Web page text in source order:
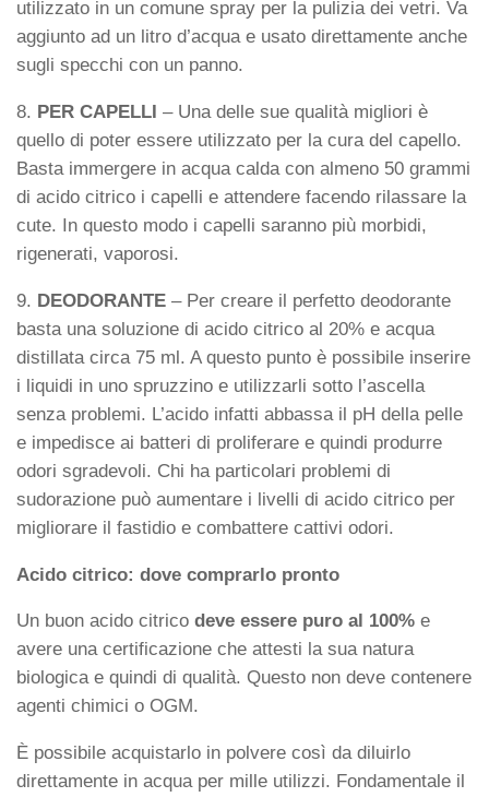
utilizzato in un comune spray per la pulizia dei vetri. Va
aggiunto ad un litro d’acqua e usato direttamente anche
sugli specchi con un panno.
8. PER CAPELLI – Una delle sue qualità migliori è
quello di poter essere utilizzato per la cura del capello.
Basta immergere in acqua calda con almeno 50 grammi
di acido citrico i capelli e attendere facendo rilassare la
cute. In questo modo i capelli saranno più morbidi,
rigenerati, vaporosi.
9. DEODORANTE – Per creare il perfetto deodorante
basta una soluzione di acido citrico al 20% e acqua
distillata circa 75 ml. A questo punto è possibile inserire
i liquidi in uno spruzzino e utilizzarli sotto l’ascella
senza problemi. L’acido infatti abbassa il pH della pelle
e impedisce ai batteri di proliferare e quindi produrre
odori sgradevoli. Chi ha particolari problemi di
sudorazione può aumentare i livelli di acido citrico per
migliorare il fastidio e combattere cattivi odori.
Acido citrico: dove comprarlo pronto
Un buon acido citrico deve essere puro al 100% e
avere una certificazione che attesti la sua natura
biologica e quindi di qualità. Questo non deve contenere
agenti chimici o OGM.
È possibile acquistarlo in polvere così da diluirlo
direttamente in acqua per mille utilizzi. Fondamentale il